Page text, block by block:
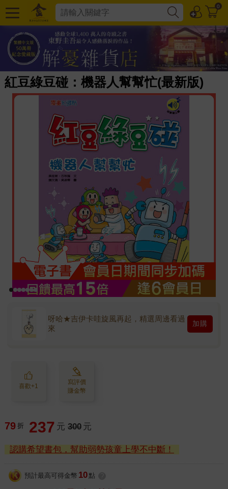
0
紅豆綠豆碰：機器人幫幫忙(最新版)
呀哈★吉伊卡哇旋風再起，精選周邊看過
來
加購
喜歡+1
寫評價
賺金幣
79 折 237 元 300 元
認購希望書包，幫助弱勢孩童上學不中斷！
預計最高可得金幣 10 點